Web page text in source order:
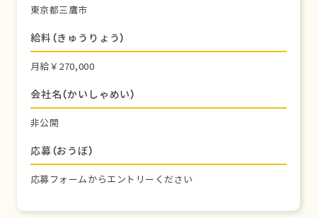
東京都三鷹市
給料（きゅうりょう）
月給￥270,000
会社名（かいしゃめい）
非公開
応募（おうぼ）
応募フォームからエントリーください